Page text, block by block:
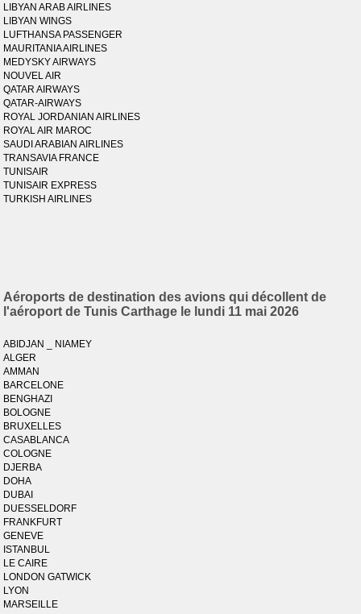
LIBYAN ARAB AIRLINES
LIBYAN WINGS
LUFTHANSA PASSENGER
MAURITANIA AIRLINES
MEDYSKY AIRWAYS
NOUVEL AIR
QATAR AIRWAYS
QATAR-AIRWAYS
ROYAL JORDANIAN AIRLINES
ROYAL AIR MAROC
SAUDI ARABIAN AIRLINES
TRANSAVIA FRANCE
TUNISAIR
TUNISAIR EXPRESS
TURKISH AIRLINES
Aéroports de destination des avions qui décollent de
l'aéroport de Tunis Carthage le lundi 11 mai 2026
ABIDJAN _ NIAMEY
ALGER
AMMAN
BARCELONE
BENGHAZI
BOLOGNE
BRUXELLES
CASABLANCA
COLOGNE
DJERBA
DOHA
DUBAI
DUESSELDORF
FRANKFURT
GENEVE
ISTANBUL
LE CAIRE
LONDON GATWICK
LYON
MARSEILLE